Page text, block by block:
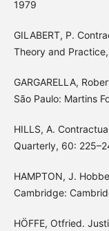
1979
GILABERT, P.
Theory and
GARGARELLA,
São Paulo: Martins
HILLS, A.
Quarterly, 60:
HAMPTON, J.
Cambridge:
HÖFFE, Otfried.